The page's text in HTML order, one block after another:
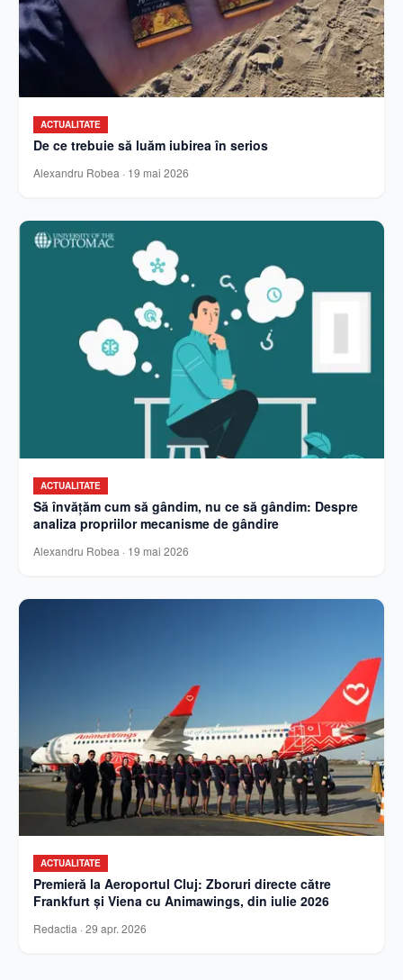
ACTUALITATE
De ce trebuie să luăm iubirea în serios
Alexandru Robea · 19 mai 2026
ACTUALITATE
Să învățăm cum să gândim, nu ce să gândim: Despre
analiza propriilor mecanisme de gândire
Alexandru Robea · 19 mai 2026
ACTUALITATE
Premieră la Aeroportul Cluj: Zboruri directe către
Frankfurt și Viena cu Animawings, din iulie 2026
Redactia · 29 apr. 2026